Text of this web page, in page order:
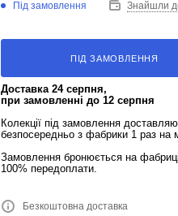
Під замовлення Знайшли
ПІД ЗАМОВЛЕННЯ
Доставка 24 серпня,
при замовленні до 12 серпня
Колекції під замовлення
безпосередньо з фабрики 1 раз на
Замовлення бронюється на
100% передоплати.
Безкоштовна доставка